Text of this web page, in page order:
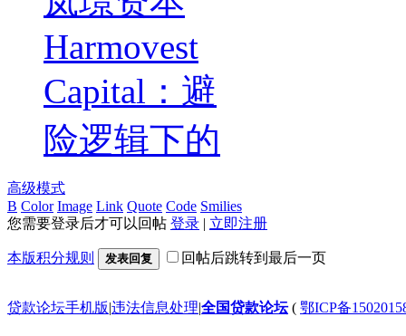
Harmovest
Capital：避
险逻辑下的
高级模式
B Color Image Link Quote Code Smilies
您需要登录后才可以回帖 登录 | 立即注册
本版积分规则 发表回复 回帖后跳转到最后一页
贷款论坛手机版|违法信息处理|全国贷款论坛( 鄂ICP备